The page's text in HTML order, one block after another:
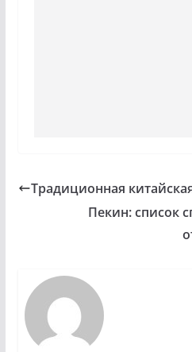
Традиционная
Пекин: список